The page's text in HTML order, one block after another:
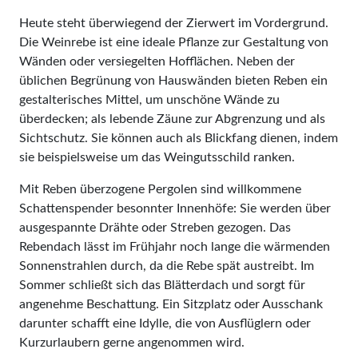
Heute steht überwiegend der Zierwert im Vordergrund.
Die Weinrebe ist eine ideale Pflanze zur Gestaltung von
Wänden oder versiegelten Hofflächen. Neben der
üblichen Begrünung von Haus­wänden bieten Reben ein
gestalterisches Mittel, um unschöne Wände zu
überdecken; als lebende Zäune zur Abgrenzung und als
Sichtschutz. Sie können auch als Blickfang dienen, indem
sie beispielsweise um das Weingutsschild ranken.
Mit Reben überzogene Pergolen sind willkommene
Schattenspender besonnter Innenhöfe: Sie werden über
ausgespannte Drähte oder Streben gezogen. Das
Rebendach lässt im Frühjahr noch lange die wärmenden
Sonnenstrahlen durch, da die Rebe spät austreibt. Im
Sommer schließt sich das Blätterdach und sorgt für
angenehme Beschattung. Ein Sitzplatz oder Ausschank
darunter schafft eine Idylle, die von Ausflüglern oder
Kurzurlaubern gerne angenommen wird.